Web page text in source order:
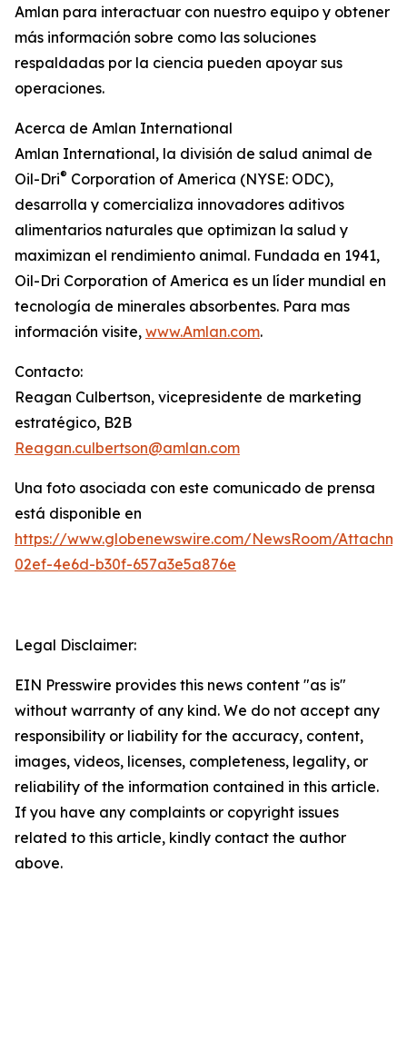
Amlan para interactuar con nuestro equipo y obtener
más información sobre como las soluciones
respaldadas por la ciencia pueden apoyar sus
operaciones.
Acerca de Amlan International
Amlan International, la división de salud animal de
Oil-Dri® Corporation of America (NYSE: ODC),
desarrolla y comercializa innovadores aditivos
alimentarios naturales que optimizan la salud y
maximizan el rendimiento animal. Fundada en 1941,
Oil-Dri Corporation of America es un líder mundial en
tecnología de minerales absorbentes. Para mas
información visite, www.Amlan.com.
Contacto:
Reagan Culbertson, vicepresidente de marketing
estratégico, B2B
Reagan.culbertson@amlan.com
Una foto asociada con este comunicado de prensa
está disponible en
https://www.globenewswire.com/NewsRoom/
02ef-4e6d-b30f-657a3e5a876e
Legal Disclaimer:
EIN Presswire provides this news content "as is"
without warranty of any kind. We do not accept any
responsibility or liability for the accuracy, content,
images, videos, licenses, completeness, legality, or
reliability of the information contained in this article.
If you have any complaints or copyright issues
related to this article, kindly contact the author
above.